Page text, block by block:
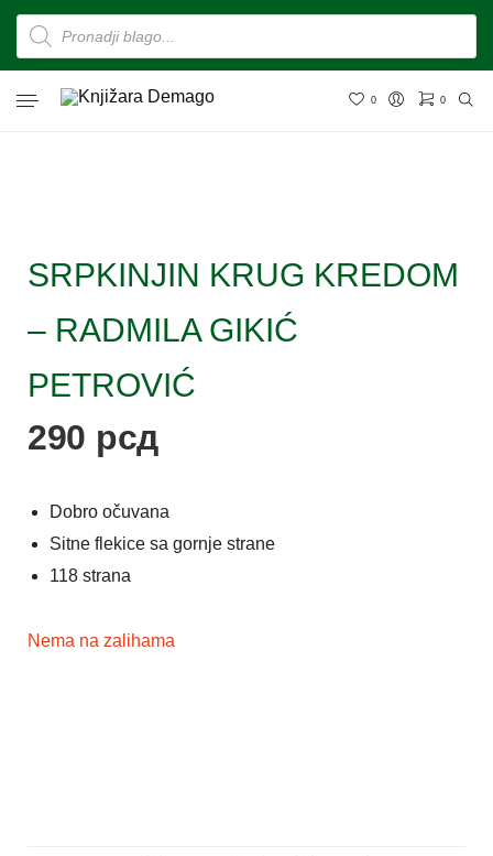
0 0
SRPKINJIN KRUG KREDOM
– RADMILA GIKIĆ
PETROVIĆ
290 рсд
Dobro očuvana
Sitne flekice sa gornje strane
118 strana
Nema na zalihama